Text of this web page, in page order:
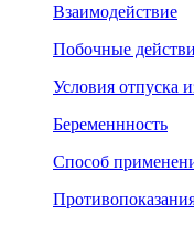
Взаимодействие
Побочные
Условия отпуска
Беременнность
Способ